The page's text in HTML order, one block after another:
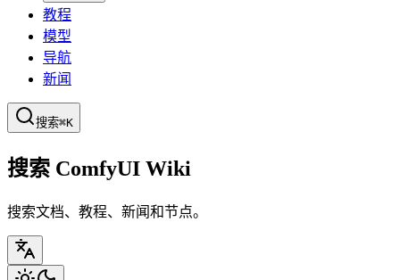
教程
模型
导航
新闻
搜索⌘K
搜索 ComfyUI Wiki
搜索文档、教程、新闻和节点。